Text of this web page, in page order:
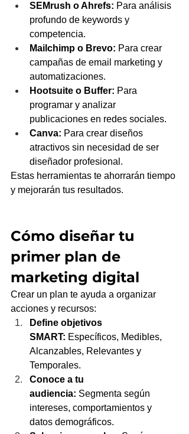
SEMrush o Ahrefs: Para análisis
profundo de keywords y
competencia.
Mailchimp o Brevo: Para crear
campañas de email marketing y
automatizaciones.
Hootsuite o Buffer: Para
programar y analizar
publicaciones en redes sociales.
Canva: Para crear diseños
atractivos sin necesidad de ser
diseñador profesional.
Estas herramientas te ahorrarán tiempo
y mejorarán tus resultados.
Cómo diseñar tu
primer plan de
marketing digital
Crear un plan te ayuda a organizar
acciones y recursos:
Define objetivos
SMART: Específicos, Medibles,
Alcanzables, Relevantes y
Temporales.
Conoce a tu
audiencia: Segmenta según
intereses, comportamientos y
datos demográficos.